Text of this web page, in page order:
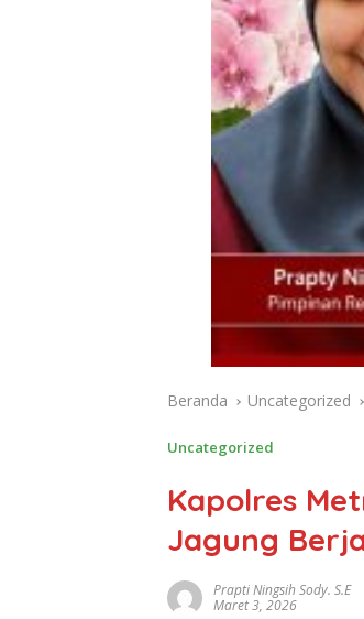
Kapolres
Jagung
Prapti Ningsih Sody. S.E